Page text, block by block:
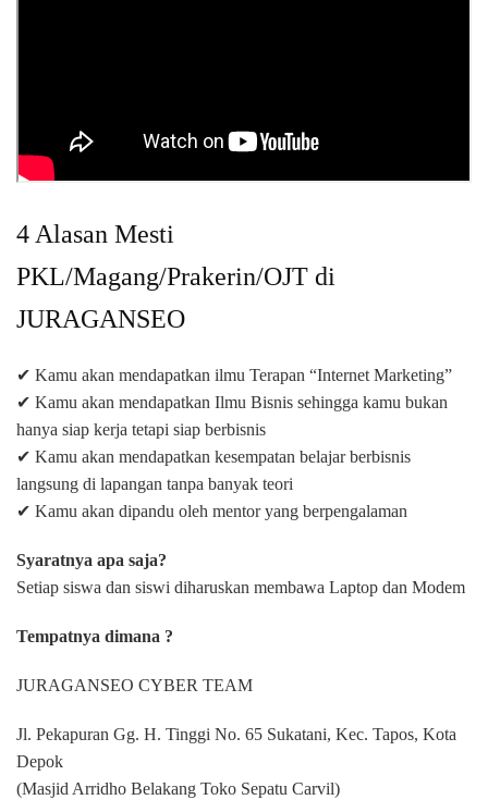
4 Alasan Mesti
PKL/Magang/Prakerin/OJT di
JURAGANSEO
✔ Kamu akan mendapatkan ilmu Terapan “Internet Marketing”
✔ Kamu akan mendapatkan Ilmu Bisnis sehingga kamu bukan
hanya siap kerja tetapi siap berbisnis
✔ Kamu akan mendapatkan kesempatan belajar berbisnis
langsung di lapangan tanpa banyak teori
✔ Kamu akan dipandu oleh mentor yang berpengalaman
Syaratnya apa saja?
Setiap siswa dan siswi diharuskan membawa Laptop dan Modem
Tempatnya dimana ?
JURAGANSEO CYBER TEAM
Jl. Pekapuran Gg. H. Tinggi No. 65 Sukatani, Kec. Tapos, Kota
Depok
(Masjid Arridho Belakang Toko Sepatu Carvil)